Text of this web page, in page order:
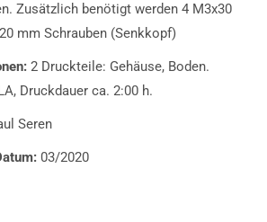
Zusätzlich benötigt werden 4 M3x30
mm Schrauben (Senkkopf)
2 Druckteile: Gehäuse, Boden.
Druckdauer ca. 2:00 h.
Seren
03/2020